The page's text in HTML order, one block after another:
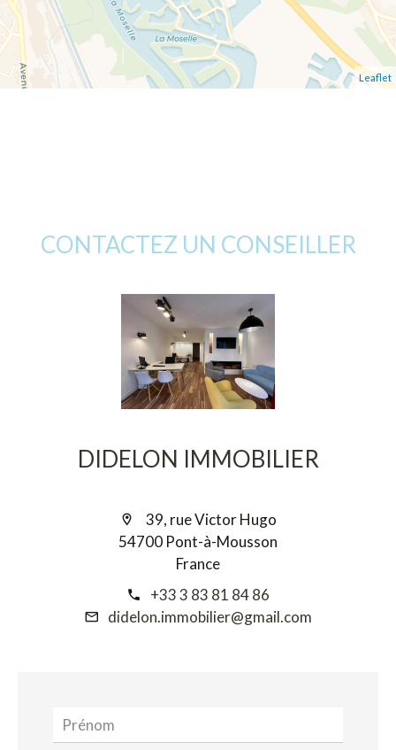
Leaflet
CONTACTEZ UN CONSEILLER
DIDELON IMMOBILIER
39, rue Victor Hugo
54700 Pont-à-Mousson
France
+33 3 83 81 84 86
didelon.immobilier@gmail.com